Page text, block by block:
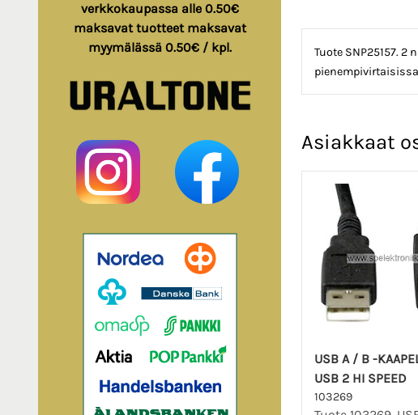
verkkokaupassa alle 0.50€
maksavat tuotteet maksavat
myymälässä 0.50€ / kpl.
Tuote SNP25157.
Asiakkaat
USB A / B -
USB 2 HI SPEED
103269